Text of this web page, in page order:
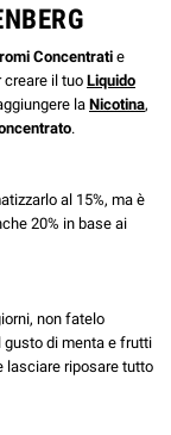
Concentratie
creare il tuo Liquido
la Nicotina,
.
al 15%, ma è
20% in base ai
non fatelo
gusto di menta e frutti
lasciare riposare tutto